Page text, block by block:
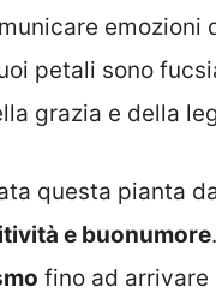
emozioni
petali sono
grazia e della
questa pianta
e buonumore.
fino ad